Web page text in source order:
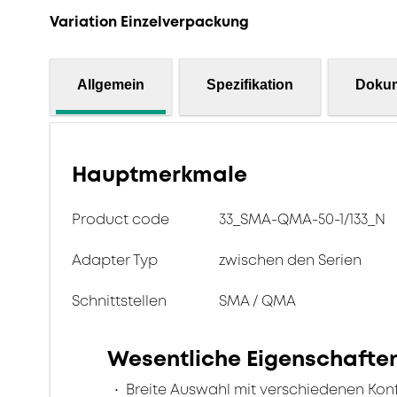
Variation Einzelverpackung
Allgemein Spezifikation
Hauptmerkmale
Product code 33_SMA-QMA-50-1/133_N
Adapter Typ zwischen den Serien
Schnittstellen SMA / QMA
Wesentliche
Breite Auswahl mit verschiedenen